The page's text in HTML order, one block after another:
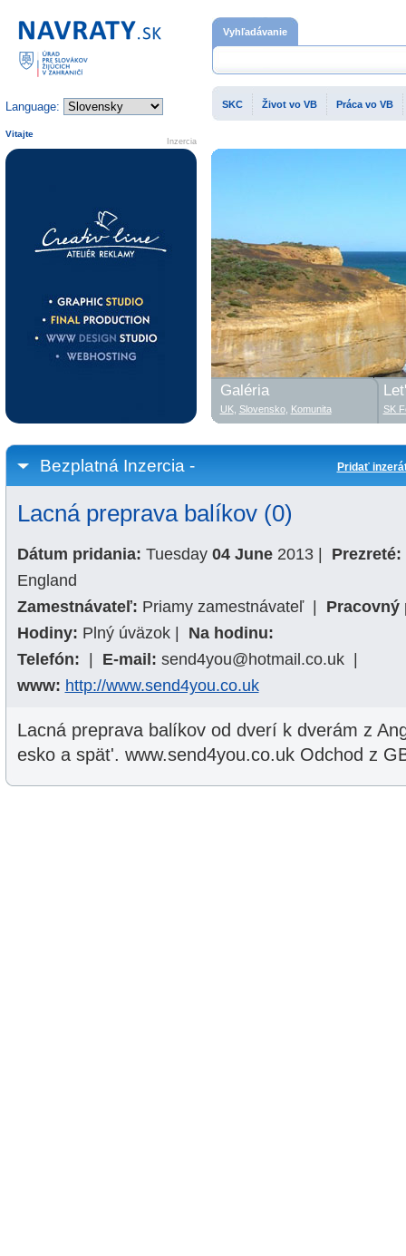
Bezplatná Inzercia - Pridať
Lacná preprava balíkov (0)
Dátum pridania: Tuesday 04 June2013 | Prezreté:
England
Zamestnávateľ: Priamy zamestnávateľ |
Pracovný
Hodiny: Plný úväzok |
Na hodinu:
Telefón: | E-mail: send4you@hotmail.co.uk |
www: http://www.send4you.co.uk
Lacná preprava balíkov od dverí k dverám z
esko a spät'. www.send4you.co.uk Odchod z
Domovská stránka
Language:
Vyhľadávanie
SKC Život vo VB Práca vo VB
Inzercia
Vitajte
Galéria
UK, Slovensko, Komunita SK